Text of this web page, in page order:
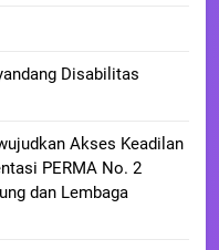
Disabilitas
Akses Keadilan
PERMA No. 2
dan Lembaga